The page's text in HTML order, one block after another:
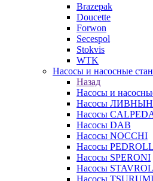
Brazepak
Doucette
Forwon
Secespol
Stokvis
WTK
Насосы и насосные
Назад
Насосы и
Насосы
Насосы
Насосы DAB
Насосы NOCCHI
Насосы
Насосы SPERONI
Насосы
Насосы TSURUMI